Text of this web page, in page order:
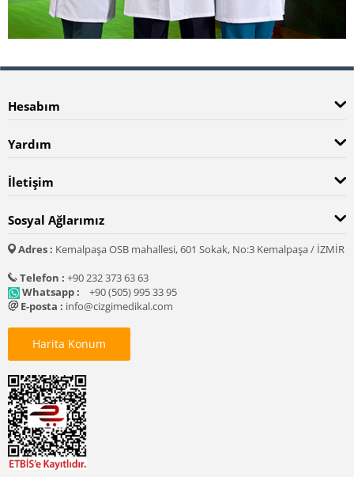
Hesabım
Yardım
İletişim
Sosyal Ağlarımız
Adres : Kemalpaşa OSB mahallesi, 601 Sokak, No:3 Kemalpaşa / İZMİR
Telefon : +90 232 373 63 63
Whatsapp :
+90 (505) 995 33 95
E-posta : info@cizgimedikal.com
Harita Konum